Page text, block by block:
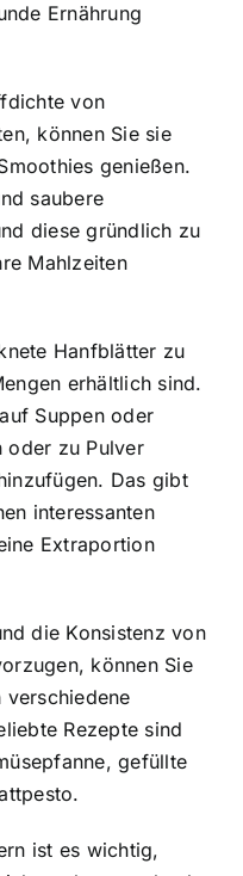
Ernährung
von
können Sie sie
genießen.
saubere
diese gründlich zu
Mahlzeiten
Hanfblätter zu
erhältlich sind.
Suppen oder
oder zu Pulver
Das gibt
interessanten
Extraportion
die Konsistenz von
können Sie
Rezepte sind
gefüllte
ist es wichtig,